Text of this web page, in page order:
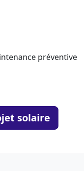
préventive
solaire